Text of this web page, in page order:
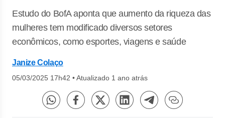
Estudo do BofA aponta que aumento da riqueza das
mulheres tem modificado diversos setores
econômicos, como esportes, viagens e saúde
Janize Colaço
05/03/2025 17h42 •Atualizado 1 ano atrás